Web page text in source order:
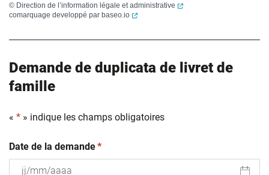
© Direction de l’information légale et administrative
(ouverture dans un
comarquage developpé par baseo.io (ouverture dans un nouvel onglet)
Demande de duplicata de livret de
famille
« * » indique les champs obligatoires
Date de la demande(obligatoire)
*